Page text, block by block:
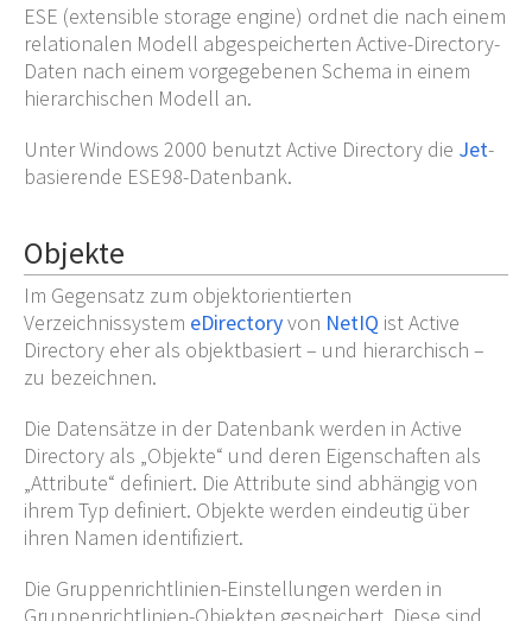
ESE (extensible storage engine) ordnet die nach einem
relationalen Modell abgespeicherten Active-Directory-
Daten nach einem vorgegebenen Schema in einem
hierarchischen Modell an.
Unter Windows 2000 benutzt Active Directory die Jet-
basierende ESE98-Datenbank.
Objekte
Im Gegensatz zum objektorientierten
Verzeichnissystem eDirectoryvon NetIQ ist Active
Directory eher als objektbasiert – und hierarchisch –
zu bezeichnen.
Die Datensätze in der Datenbank werden in Active
Directory als „Objekte“ und deren Eigenschaften als
„Attribute“ definiert. Die Attribute sind abhängig von
ihrem Typ definiert. Objekte werden eindeutig über
ihren Namen identifiziert.
Die Gruppenrichtlinien-Einstellungen werden in